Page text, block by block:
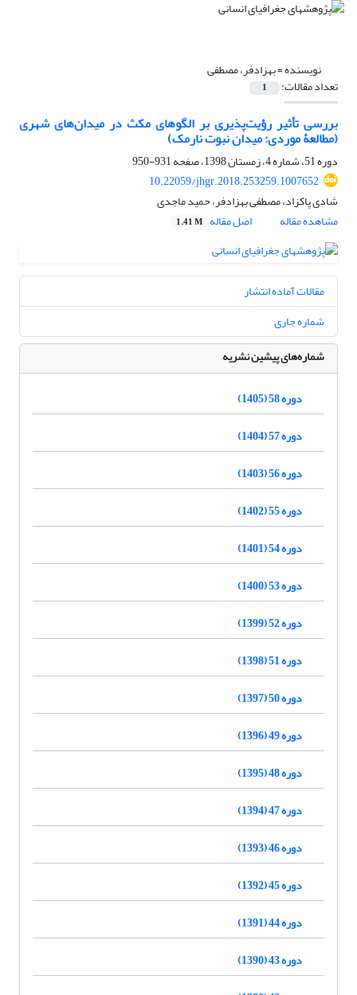
نویسنده =بهزادفر، مصطفی
تعداد مقالات: 1
بررسی تأثیر رؤیت‌پذیری بر الگوهای مکث در میدان‌های شهری
(مطالعۀ موردی: میدان نبوت نارمک)
دوره 51، شماره 4، زمستان 1398، صفحه
931-950
10.22059/jhgr.2018.253259.1007652
شادی پاکزاد، مصطفی بهزادفر، حمید ماجدی
مشاهده مقاله
اصل مقاله 1.41 M
مقالات آماده انتشار
شماره جاری
شماره‌های پیشین نشریه
دوره 58 (1405)
دوره 57 (1404)
دوره 56 (1403)
دوره 55 (1402)
دوره 54 (1401)
دوره 53 (1400)
دوره 52 (1399)
دوره 51 (1398)
دوره 50 (1397)
دوره 49 (1396)
دوره 48 (1395)
دوره 47 (1394)
دوره 46 (1393)
دوره 45 (1392)
دوره 44 (1391)
دوره 43 (1390)